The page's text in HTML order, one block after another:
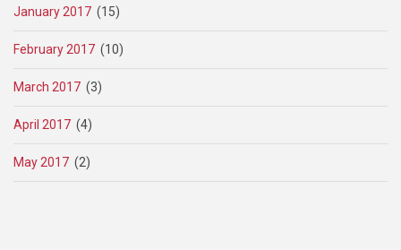
January 2017 (15)
February 2017 (10)
March 2017 (3)
April 2017 (4)
May 2017 (2)